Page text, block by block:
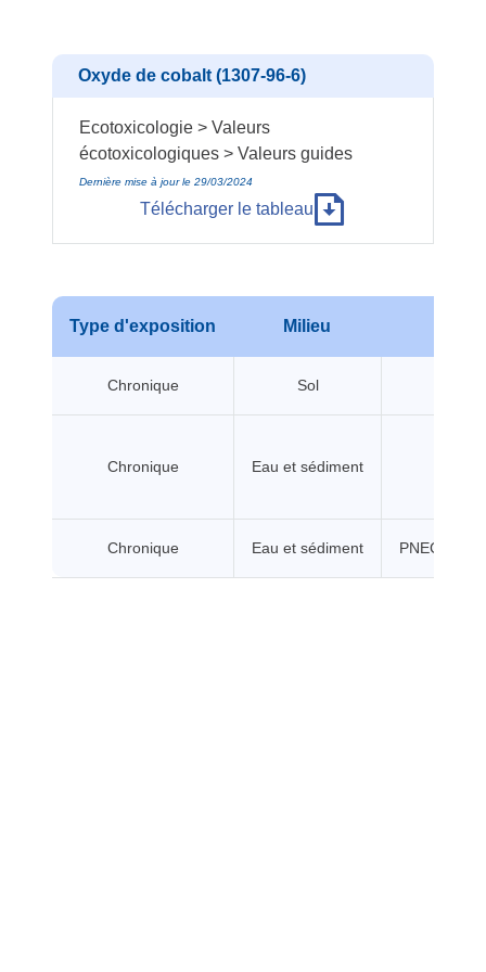
Oxyde de cobalt (1307-96-6)
Ecotoxicologie > Valeurs
écotoxicologiques > Valeurs guides
Dernière mise à jour le 29/03/2024
Télécharger le tableau
Type d'exposition Milieu
Chronique Sol
Chronique Eau et sédiment
Chronique Eau et sédiment PNEC